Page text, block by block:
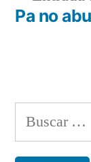
Pa no
Buscar: